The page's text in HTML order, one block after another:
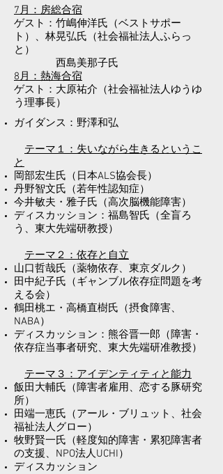
7月：房総合宿
ゲスト：竹嶋伸洋氏（ベストサポー
ト）、林晃弘氏（社会福祉法人ふらっ
と）
西島美那子氏
8月：熱海合宿
ゲスト：大原祐介（社会福祉法人ゆうゆ
う理事長）
ガイダンス：野澤和弘
テーマ１：失いながら生きるというこ
と
岡部宏生氏（日本ALS協会長）
丹野智文氏（若年性認知症）
今井敏夫・雅子氏（高次脳機能障害）
ディスカッション：福島智氏（全盲ろ
う、東大先端研教授）
テーマ２：依存と自立
山口哲哉氏（薬物依存、東京ダルク）
田中紀子氏（ギャンブル依存症問題を考
える会）
鶴田桃エ・高橋直樹氏（摂食障害、
NABA）
ディスカッション：熊谷晋一郎（障害・
依存症当事者研究、東大先端研准教授）
テーマ３：アイデンティティと能力
飯田大輔氏（障害者雇用、恋する豚研究
所）
田端一恵氏（アール・ブリュット、社会
福祉法人グロー）
牧野賢一氏（軽度知的障害・累犯障害者
の支援、NPO法人UCHI）
ディスカッション